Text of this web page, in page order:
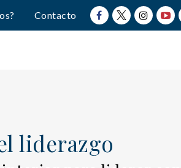
Contacto
liderazgo